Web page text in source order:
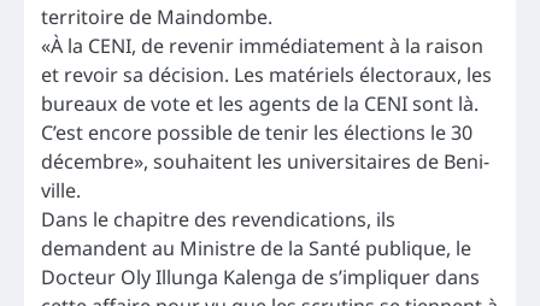
territoire de Maindombe.
«À la CENI, de revenir immédiatement à la raison
et revoir sa décision. Les matériels électoraux, les
bureaux de vote et les agents de la CENI sont là.
C’est encore possible de tenir les élections le 30
décembre», souhaitent les universitaires de Beni-
ville.
Dans le chapitre des revendications, ils
demandent au Ministre de la Santé publique, le
Docteur Oly Illunga Kalenga de s’impliquer dans